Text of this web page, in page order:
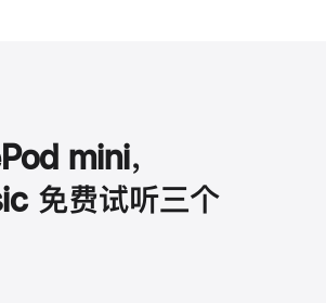
mini，
免费试听三个